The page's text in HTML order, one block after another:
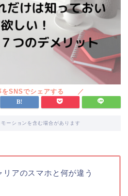
ーションを含む場合があります
リアのスマホと何が違う